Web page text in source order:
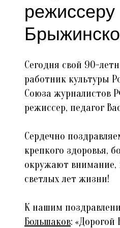
Сегодня свой 90-
работник культуры
Союза журналистов
режиссер, педагог
Сердечно
крепкого здоровья,
окружают внимание,
светлых лет жизни!
К нашим
Большаков: «Дорогой